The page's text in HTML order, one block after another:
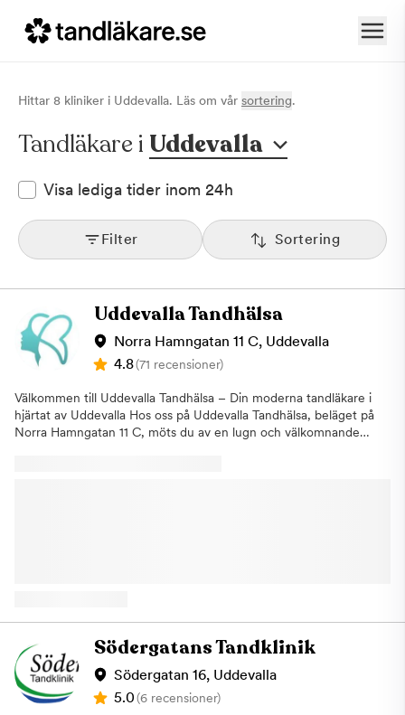
Hittar 8 kliniker i Uddevalla. Läs om vår sortering.
Tandläkare i Uddevalla
Visa lediga tider inom 24h
Filter Sortering
Uddevalla Tandhälsa
Norra Hamngatan 11 C, Uddevalla
4.8(71 recensioner)
Välkommen till Uddevalla Tandhälsa – Din moderna tandläkare i
hjärtat av Uddevalla Hos oss på Uddevalla Tandhälsa, beläget på
Norra Hamngatan 11 C, möts du av en lugn och välkomnande
tandställning (aligners)Kronor & broar Vi sätter dig som patient i
första rummet. Vårt mål är att göra tandläkarbesöket så
behagligt som möjligt – från första kontakten till avslutad
behandling. Du ska känna dig trygg, sedd och väl
omhändertagen. Vårt team – din trygghetVi består av ett
engagerat och tvärprofessionellt team med tandläkare,
Södergatans Tandklinik
Södergatan 16, Uddevalla
5.0(6 recensioner)